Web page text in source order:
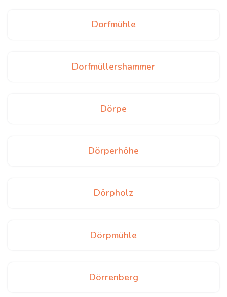
Dorfmühle
Dorfmüllershammer
Dörpe
Dörperhöhe
Dörpholz
Dörpmühle
Dörrenberg